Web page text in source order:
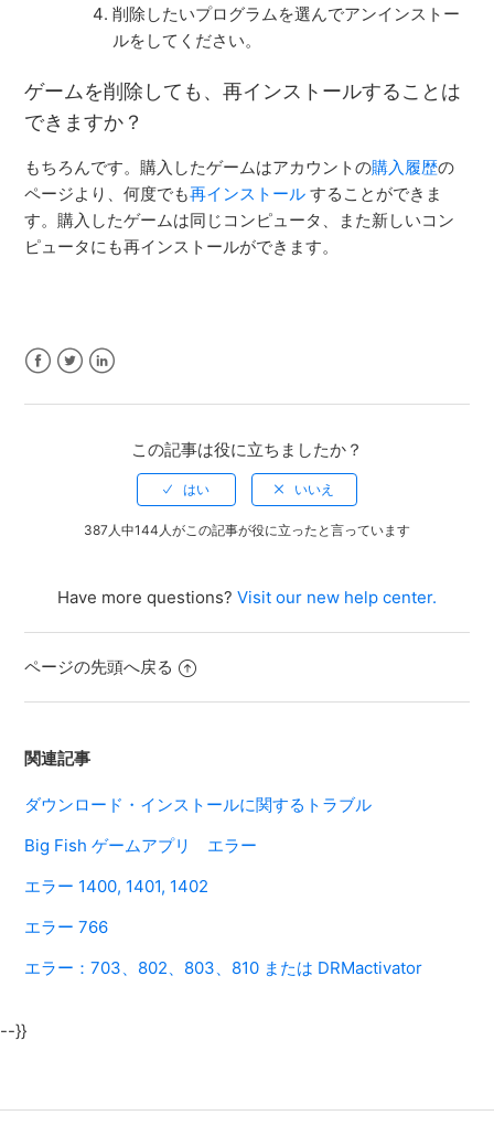
削除したいプログラムを選んでアンインストー
ルをしてください。
ゲームを削除しても、再インストールすることは
できますか？
もちろんです。購入したゲームはアカウントの購入履歴の
ページより、何度でも再インストール することができま
す。購入したゲームは同じコンピュータ、また新しいコン
ピュータにも再インストールができます。
この記事は役に立ちましたか？
387人中144人がこの記事が役に立ったと言っています
Have more questions? Visit our new help center.
ページの先頭へ戻る
関連記事
ダウンロード・インストールに関するトラブル
Big Fish ゲームアプリ エラー
エラー 1400, 1401, 1402
エラー 766
エラー：703、802、803、810 または DRMactivator
--}}